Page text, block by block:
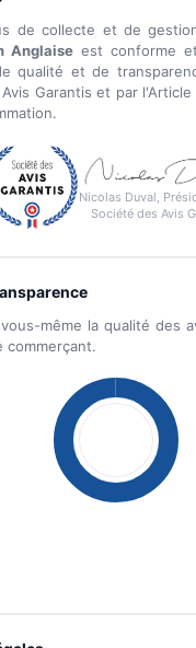
de collecte et de
Anglaise est conforme
qualité et de
Garantis et par l'Article
Nicolas Duval,
Société des Avis
même la qualité des
commerçant.